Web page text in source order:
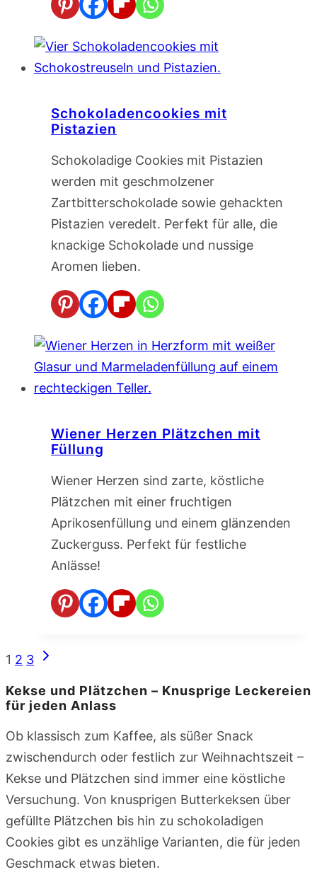
Schokoladencookies mit
Pistazien
Schokoladige Cookies mit Pistazien
werden mit geschmolzener
Zartbitterschokolade sowie gehackten
Pistazien veredelt. Perfekt für alle, die
knackige Schokolade und nussige
Aromen lieben.
Wiener Herzen Plätzchen mit
Füllung
Wiener Herzen sind zarte, köstliche
Plätzchen mit einer fruchtigen
Aprikosenfüllung und einem glänzenden
Zuckerguss. Perfekt für festliche
Anlässe!
Seitennavigation
1 2 3
Nächste
Kekse und Plätzchen – Knusprige Leckereien
für jeden Anlass
Ob klassisch zum Kaffee, als süßer Snack
zwischendurch oder festlich zur Weihnachtszeit –
Kekse und Plätzchen sind immer eine köstliche
Versuchung. Von knusprigen Butterkeksen über
gefüllte Plätzchen bis hin zu schokoladigen
Cookies gibt es unzählige Varianten, die für jeden
Geschmack etwas bieten.